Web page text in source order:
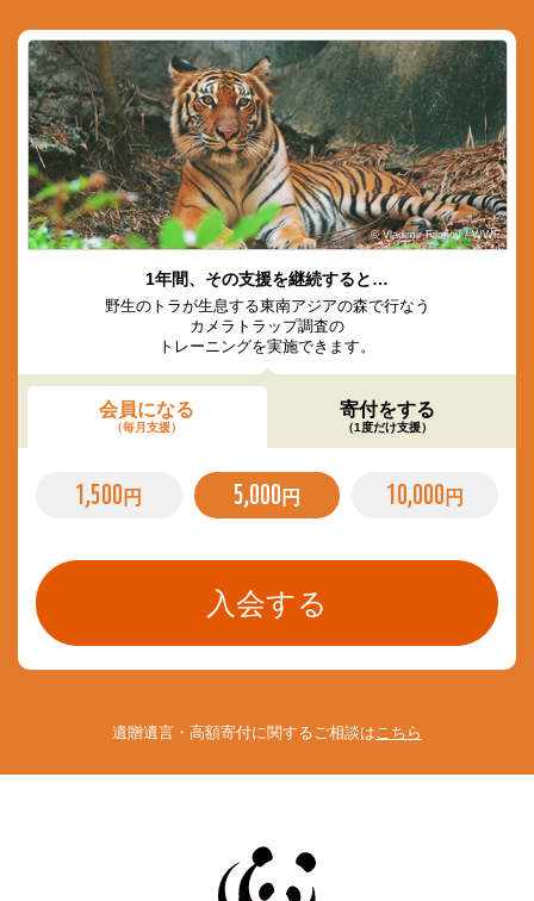
© Vladimir Filonov / WWF
1年間、その支援を継続すると…
野生のトラが生息する東南アジアの森で行なう
カメラトラップ調査の
トレーニングを実施できます。
会員になる
（毎月支援）
寄付をする
（1度だけ支援）
1,500 円 5,000 円 10,000 円
遺贈遺言・高額寄付に関するご相談は こちら